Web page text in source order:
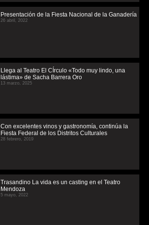
Presentación de la Fiesta Nacional de la Ganadería
26 abril, 2022
Llega al Teatro El CÍrculo «Todo muy lindo, una
lástima» de Sacha Barrera Oro
13 marzo, 2025
Con excelentes vinos y gastronomía, continúa la
Fiesta Federal de los Distritos Culturales
28 febrero, 2019
Trasandino La vida es un casting en el Teatro
Mendoza
5 mayo, 2022